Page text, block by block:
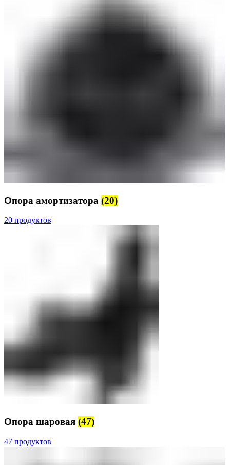
Опора амортизатора (20)
20 продуктов
Опора шаровая (47)
47 продуктов